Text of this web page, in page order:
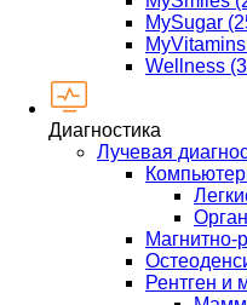
MySugar
Wellness
Диагностика
Лучевая
Магнитно-
Рентген и